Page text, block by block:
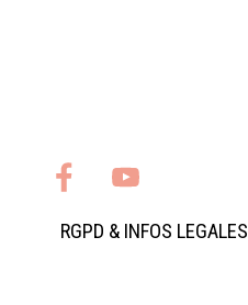
RGPD & INFOS LEGALES